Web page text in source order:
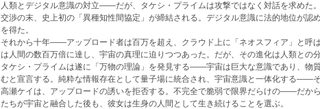
人類とデジタル意識の対立——だが、タケシ・プライムは攻撃ではなく対話を求めた
交渉の末、史上初の「異種知性間協定」が締結される。デジタル意識に法的地位が認
を得た。
それから十年——アップロード者は百万を超え、クラウド上に「ネオスフィア」と呼
は人間の数百万倍に達し、宇宙の真理に迫りつつあった。だが、その進化は人類との分
タケシ・プライムは遂に「万物の理論」を発見する——宇宙は巨大な意識であり、物
むと宣言する。純粋な情報存在として量子場に統合され、宇宙意識と一体化する——
高瀬ケイは、アップロードの誘いを拒否する。不完全で脆弱で限界だらけの——だか
たちが宇宙と融合した後も、彼女は生身の人間として生き続けることを選ぶ。